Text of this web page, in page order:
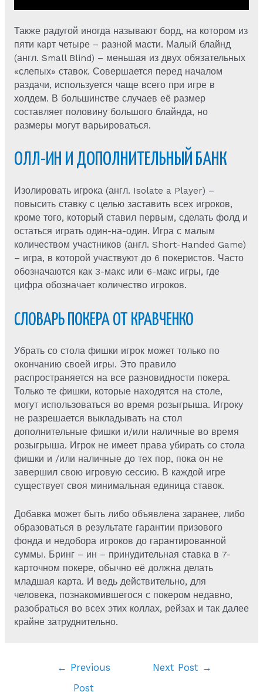
Также радугой иногда называют борд, на котором из
пяти карт четыре – разной масти. Малый блайнд
(англ. Small Blind) – меньшая из двух обязательных
«слепых» ставок. Совершается перед началом
раздачи, используется чаще всего при игре в
холдем. В большинстве случаев её размер
составляет половину большого блайнда, но
размеры могут варьироваться.
ОЛЛ-ИН И ДОПОЛНИТЕЛЬНЫЙ БАНК
Изолировать игрока (англ. Isolate a Player) –
повысить ставку с целью заставить всех игроков,
кроме того, который ставил первым, сделать фолд и
остаться играть один-на-один. Игра с малым
количеством участников (англ. Short-Handed Game)
– игра, в которой участвуют до 6 покеристов. Часто
обозначаются как 3-макс или 6-макс игры, где
цифра обозначает количество игроков.
СЛОВАРЬ ПОКЕРА ОТ КРАВЧЕНКО
Убрать со стола фишки игрок может только по
окончанию своей игры. Это правило
распространяется на все разновидности покера.
Только те фишки, которые находятся на столе,
могут использоваться во время розыгрыша. Игроку
не разрешается выкладывать на стол
дополнительные фишки и/или наличные во время
розыгрыша. Игрок не имеет права убирать со стола
фишки и /или наличные до тех пор, пока он не
завершил свою игровую сессию. В каждой игре
существует своя минимальная единица ставок.
Добавка может быть либо объявлена заранее, либо
образоваться в результате гарантии призового
фонда и недобора игроков до гарантированной
суммы. Бринг – ин – принудительная ставка в 7-
карточном покере, обычно её должна делать
младшая карта. И ведь действительно, для
человека, познакомившегося с покером недавно,
разобраться во всех этих коллах, рейзах и так далее
крайне затруднительно.
←
Previous
Post
Next Post →